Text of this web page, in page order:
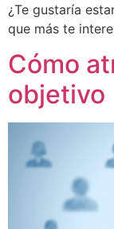
¿Te gustaría
que más te
Cómo
objetivo